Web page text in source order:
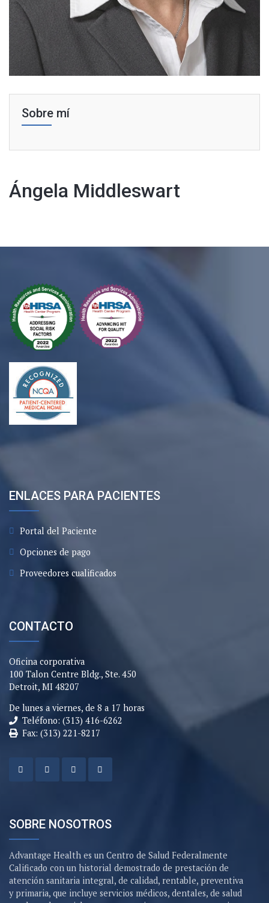
Sobre mí
Ángela Middleswart
ENLACES PARA PACIENTES
Portal del Paciente
Opciones de pago
Proveedores cualificados
CONTACTO
Oficina corporativa
100 Talon Centre Bldg., Ste. 450
Detroit, MI 48207
De lunes a viernes, de 8 a 17 horas
Teléfono: (313) 416-6262
Fax: (313) 221-8217
SOBRE NOSOTROS
Advantage Health es un Centro de Salud Federalmente
Calificado con un historial demostrado de prestación de
atención sanitaria integral, de calidad, rentable, preventiva
y primaria, que incluye servicios médicos, dentales, de salud